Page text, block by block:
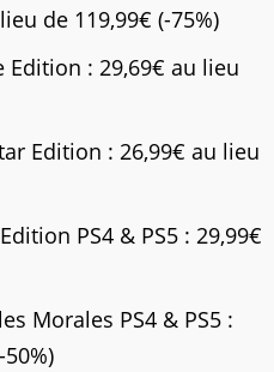
de 119,99€ (-75%)
Edition : 29,69€ au lieu
Edition : 26,99€ au lieu
PS4 & PS5 : 29,99€
Morales PS4 & PS5 :